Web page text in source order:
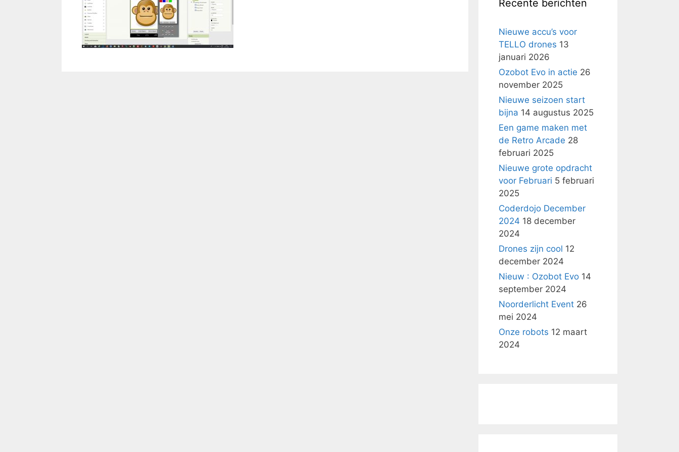
Recente berichten
Nieuwe accu’s voor
TELLO drones 13
januari 2026
Ozobot Evo in actie 26
november 2025
Nieuwe seizoen start
bijna 14 augustus 2025
Een game maken met
de Retro Arcade 28
februari 2025
Nieuwe grote opdracht
voor Februari 5 februari
2025
Coderdojo December
2024 18 december
2024
Drones zijn cool 12
december 2024
Nieuw : Ozobot Evo 14
september 2024
Noorderlicht Event 26
mei 2024
Onze robots 12 maart
2024